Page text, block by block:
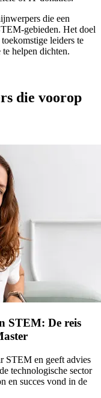
die een
gebieden. Het doel
leiders te
helpen dichten.
die voorop
STEM: De reis
STEM en geeft advies
technologische sector
en succes vond in de